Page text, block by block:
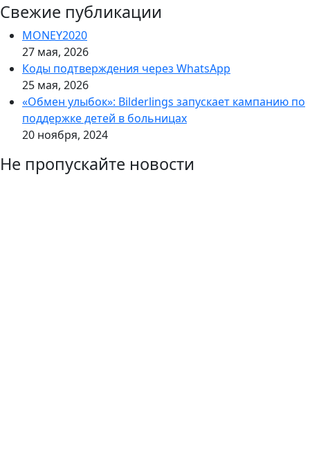
Свежие публикации
MONEY2020
27 мая, 2026
Коды подтверждения через WhatsApp
25 мая, 2026
«Обмен улыбок»: Bilderlings запускает кампанию по
поддержке детей в больницах
20 ноября, 2024
Не пропускайте новости